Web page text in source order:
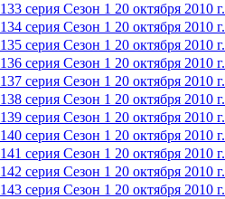
133 серия Сезон 1 20 октября 2010 г.
134 серия Сезон 1 20 октября 2010 г.
135 серия Сезон 1 20 октября 2010 г.
136 серия Сезон 1 20 октября 2010 г.
137 серия Сезон 1 20 октября 2010 г.
138 серия Сезон 1 20 октября 2010 г.
139 серия Сезон 1 20 октября 2010 г.
140 серия Сезон 1 20 октября 2010 г.
141 серия Сезон 1 20 октября 2010 г.
142 серия Сезон 1 20 октября 2010 г.
143 серия Сезон 1 20 октября 2010 г.